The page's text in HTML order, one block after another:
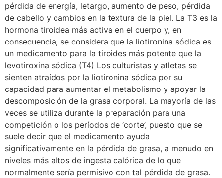
pérdida de energía, letargo, aumento de peso, pérdida
de cabello y cambios en la textura de la piel. La T3 es la
hormona tiroidea más activa en el cuerpo y, en
consecuencia, se considera que la liotironina sódica es
un medicamento para la tiroides más potente que la
levotiroxina sódica (T4) Los culturistas y atletas se
sienten atraídos por la liotironina sódica por su
capacidad para aumentar el metabolismo y apoyar la
descomposición de la grasa corporal. La mayoría de las
veces se utiliza durante la preparación para una
competición o los períodos de ‘corte’, puesto que se
suele decir que el medicamento ayuda
significativamente en la pérdida de grasa, a menudo en
niveles más altos de ingesta calórica de lo que
normalmente sería permisivo con tal pérdida de grasa.